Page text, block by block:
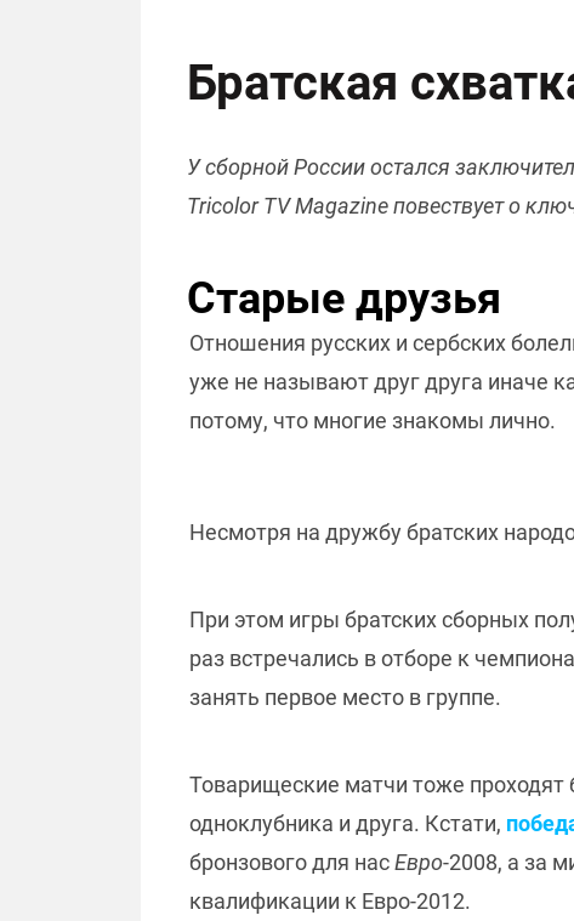
Братская
У сборной России остался
Tricolor TV Magazine повествует о
Старые друзья
Отношения русских и сербских
уже не называют друг друга иначе
потому, что многие знакомы лично.
Несмотря на дружбу братских
При этом игры братских сборных
раз встречались в отборе к
занять первое место в группе.
Товарищеские матчи тоже проходят
одноклубника и друга. Кстати,
бронзового для насЕвро-2008, а за
квалификации к Евро-2012.